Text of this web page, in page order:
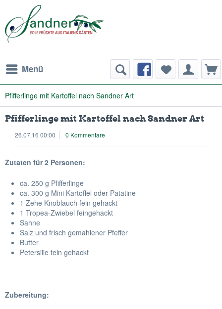
Menü
Pfifferlinge mit Kartoffel nach Sandner Art
Pfifferlinge mit Kartoffel nach Sandner Art
26.07.16 00:00 0 Kommentare
Zutaten für 2 Personen:
ca. 250 g Pfifferlinge
ca. 300 g Mini Kartoffel oder Patatine
1 Zehe Knoblauch fein gehackt
1 Tropea-Zwiebel feingehackt
Sahne
Salz und frisch gemahlener Pfeffer
Butter
Petersilie fein gehackt
Zubereitung: